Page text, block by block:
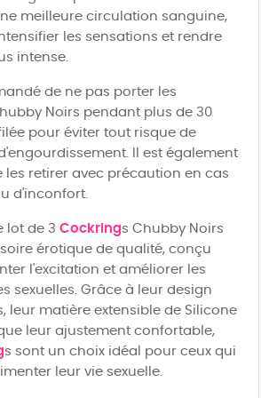
meilleure circulation sanguine,
les sensations et rendre
intense.
de ne pas porter les
Noirs pendant plus de 30
pour éviter tout risque de
Il est également
les retirer avec précaution en cas
d'inconfort.
lot de 3 Cockrings Chubby Noirs
érotique de qualité, conçu
l'excitation et améliorer les
sexuelles. Grâce à leur design
leur matière extensible de Silicone
que leur ajustement confortable,
s sont un choix idéal pour ceux qui
leur vie sexuelle.